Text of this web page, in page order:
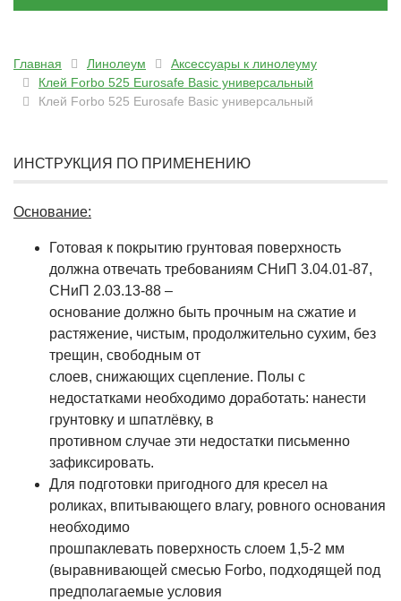
Главная Линолеум
Аксессуары к линолеуму
Клей Forbo 525 Eurosafe Basic универсальный
Клей Forbo 525 Eurosafe Basic универсальный
ИНСТРУКЦИЯ ПО ПРИМЕНЕНИЮ
Основание:
Готовая к покрытию грунтовая поверхность
должна отвечать требованиям СНиП 3.04.01-87,
СНиП 2.03.13-88 –
основание должно быть прочным на сжатие и
растяжение, чистым, продолжительно сухим, без
трещин, свободным от
слоев, снижающих сцепление. Полы с
недостатками необходимо доработать: нанести
грунтовку и шпатлёвку, в
противном случае эти недостатки письменно
зафиксировать.
Для подготовки пригодного для кресел на
роликах, впитывающего влагу, ровного основания
необходимо
прошпаклевать поверхность слоем 1,5-2 мм
(выравнивающей смесью Forbo, подходящей под
предполагаемые условия